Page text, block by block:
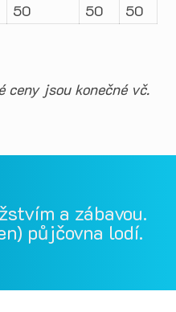
50 50 50
ceny jsou konečné vč.
a zábavou.
půjčovna lodí.